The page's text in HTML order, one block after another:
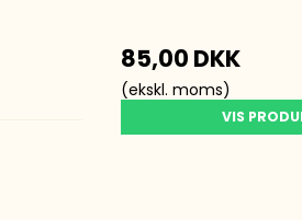
85,00 DKK
(ekskl. moms)
VIS